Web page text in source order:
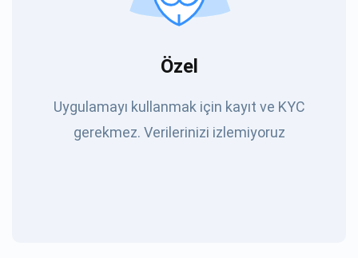
Özel
Uygulamayı kullanmak için kayıt ve KYC
gerekmez. Verilerinizi izlemiyoruz